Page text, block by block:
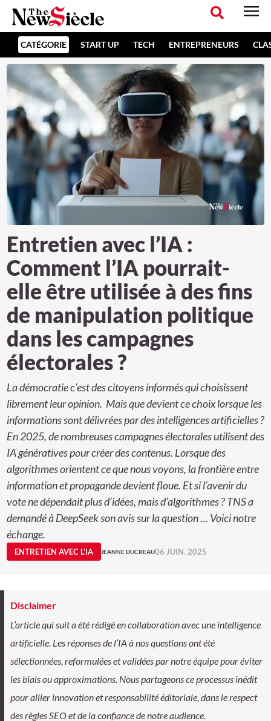
CATÉGORIE START UP TECH ENTREPRENEURS
Entretien avec l’IA :
Comment l’IA pourrait-
elle être utilisée à des fins
de manipulation politique
dans les campagnes
électorales ?
La démocratie c’est des citoyens informés qui choisissent
librement leur opinion. Mais que devient ce choix lorsque les
informations sont délivrées par des intelligences artificielles ?
En 2025, de nombreuses campagnes électorales utilisent des
IA génératives pour créer des contenus. Lorsque des
algorithmes orientent ce que nous voyons, la frontière entre
information et propagande devient floue. Et si l’avenir du
vote ne dépendait plus d’idées, mais d’algorithmes ? TNS a
demandé à DeepSeek son avis sur la question … Voici notre
échange.
ENTRETIEN AVEC L’IA JEANNE DUCREAU06 JUIN. 2025
Disclaimer
L’article qui suit a été rédigé en collaboration avec une intelligence
artificielle. Les réponses de l’IA à nos questions ont été
sélectionnées, reformulées et validées par notre équipe pour éviter
les biais ou approximations. Nous partageons ce processus inédit
pour allier innovation et responsabilité éditoriale, dans le respect
des règles SEO et de la confiance de notre audience.